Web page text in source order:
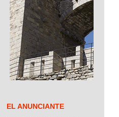
EL ANUNCIANTE